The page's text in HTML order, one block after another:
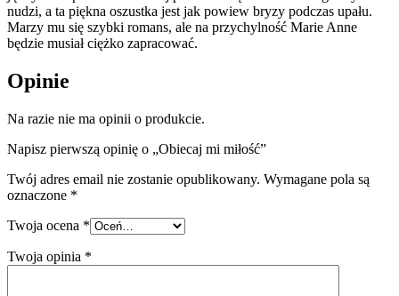
nudzi, a ta piękna oszustka jest jak powiew bryzy podczas upału.
Marzy mu się szybki romans, ale na przychylność Marie Anne
będzie musiał ciężko zapracować.
Opinie
Na razie nie ma opinii o produkcie.
Napisz pierwszą opinię o „Obiecaj mi miłość”
Twój adres email nie zostanie opublikowany. Wymagane pola są
oznaczone *
Twoja ocena *
Twoja opinia *